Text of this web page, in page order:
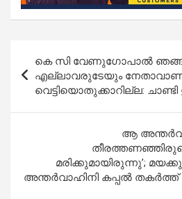
navigation
കെ സി വേണുഗോപാല്‍
എല്ലാവരുടേയും
വെട്ടിയൊതുക്കാറില്ല: ചാണ്ടി
ആ
മരിക്കുമായിരുന്നു’;
അന്തർവാഹിനി കപ്പൽ